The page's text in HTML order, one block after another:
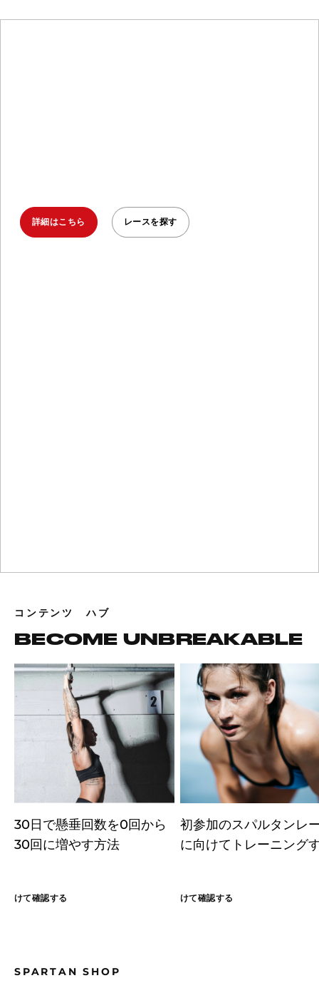
詳細はこちら レースを探す
コンテンツ ハブ
BECOME UNBREAKABLE
30日で懸垂回数を0回から
30回に増やす方法
けて確認する
初参加のスパルタンレ
に向けてトレーニング
けて確認する
SPARTAN SHOP